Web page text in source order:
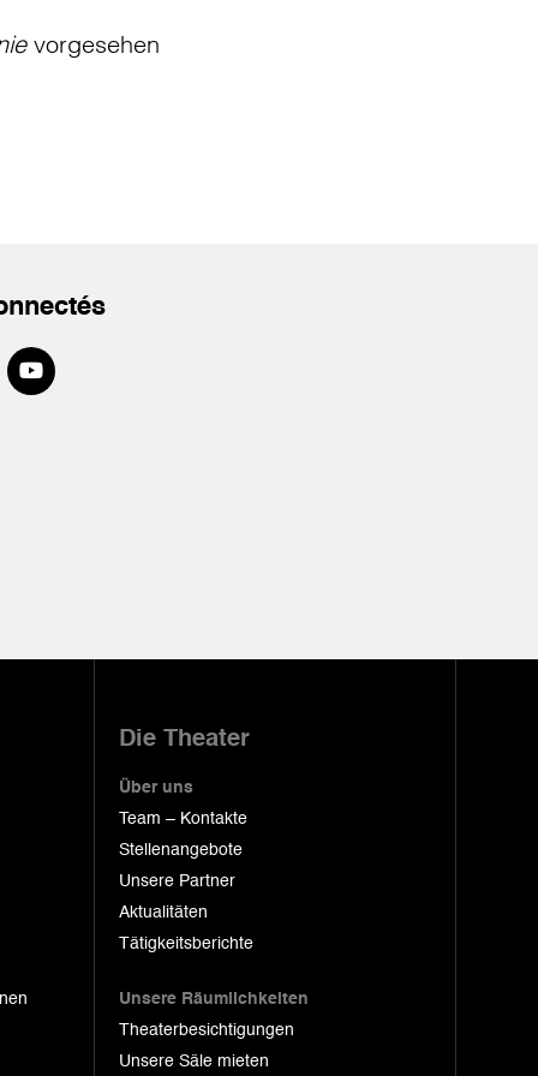
vorgesehen
Die Theater
Über uns
Team – Kontakte
Stellenangebote
Unsere Partner
Aktualitäten
Tätigkeitsberichte
Unsere Räumlichkeiten
Theaterbesichtigungen
Unsere Säle mieten